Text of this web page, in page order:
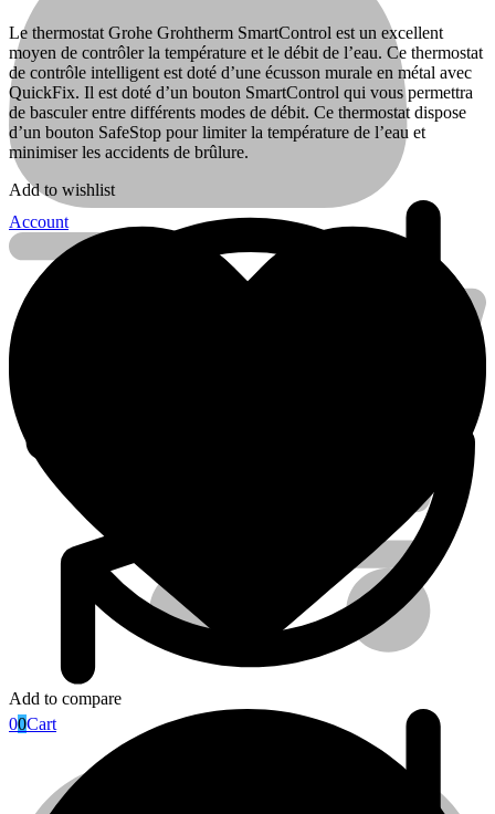
Account
00Cart
Le thermostat Grohe Grohtherm SmartControl est un excellent
moyen de contrôler la température et le débit de l’eau. Ce thermostat
de contrôle intelligent est doté d’une écusson murale en métal avec
QuickFix. Il est doté d’un bouton SmartControl qui vous permettra
de basculer entre différents modes de débit. Ce thermostat dispose
d’un bouton SafeStop pour limiter la température de l’eau et
minimiser les accidents de brûlure.
Add to wishlist
Add to compare